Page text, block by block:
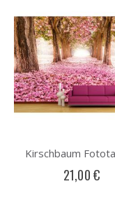
Kirschbaum
21,00 €